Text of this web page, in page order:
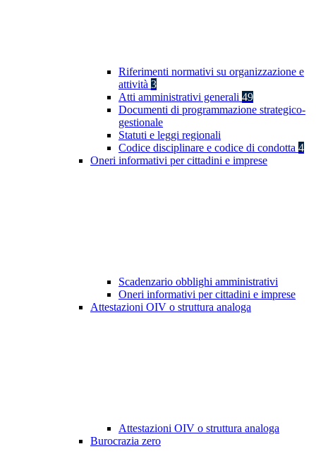
Riferimenti normativi su organizzazione e
attività 3
Atti amministrativi generali 49
Documenti di programmazione strategico-
gestionale
Statuti e leggi regionali
Codice disciplinare e codice di condotta 4
Oneri informativi per cittadini e imprese
Scadenzario obblighi amministrativi
Oneri informativi per cittadini e imprese
Attestazioni OIV o struttura analoga
Attestazioni OIV o struttura analoga
Burocrazia zero